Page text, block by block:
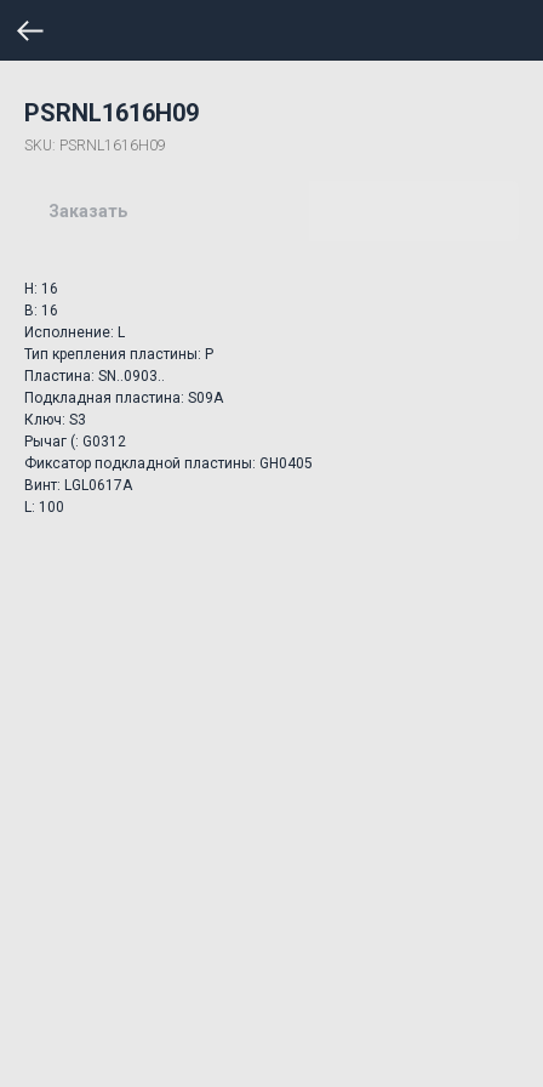
PSRNL1616H09
SKU: PSRNL1616H09
Заказать
H: 16
B: 16
Исполнение: L
Тип крепления пластины: P
Пластина: SN..0903..
Подкладная пластина: S09A
Ключ: S3
Рычаг (: G0312
Фиксатор подкладной пластины: GH0405
Винт: LGL0617A
L: 100